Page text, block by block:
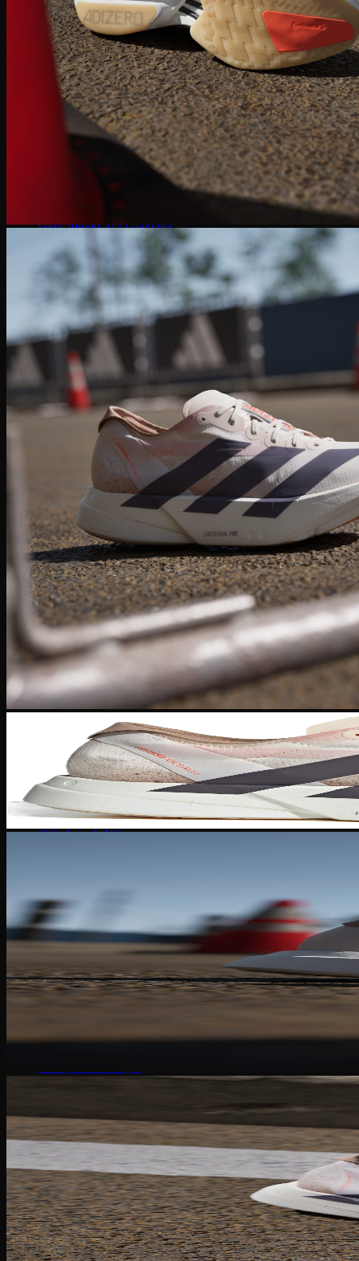
Nike Air
Air Force 1
Air Force 1 Shadow nữ
Air Huarache
Air Uptempo
Giày Jordan 1
Giày Jordan 1 Low
Giày Jordan 1 Mid
Giày Jordan 1 High
Giày Jordan 1 High Zoom
Giày Jordan 2
Giày Jordan 312
Giày bóng rổ
Giày bóng rổ Nike
Giày bóng rổ Puma
Giày bóng rổ Adidas
Giày bóng rổ Li-ning
Giày bóng rổ Under Armour
Giày Chạy
Giày chạy Nike
Giày chạy NB
Giày chạy Puma
Giày chạy Adidas
Giày Chạy Asics
Giày chạy Under Armour
Giày chạy Hoka
Giày chạy ON
Giày bóng đá
Giày bóng đá Nike
Giày bóng đá Adidas
Giày bóng đá Puma
Giày Golf
Giày Golf Nike
Giày Golf Adidas
Giày Training
Giày Tranining Nike
Giày Tranining Adidas
Giày Leo Núi
Giày leo núi adidas
Giày leo núi Nike
Puma Palermo
Puma Suede
Puma Speedcat
Reebok Club C 85
Giày Asics
New Balance
NB 574
NB 530
NB 1906R
NB 2002R
Giày Converse